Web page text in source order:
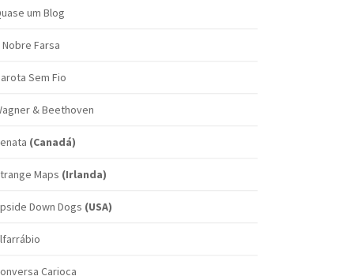
um Blog
Nobre Farsa
Sem Fio
& Beethoven
(Canadá)
Maps (Irlanda)
Down Dogs (USA)
Carioca